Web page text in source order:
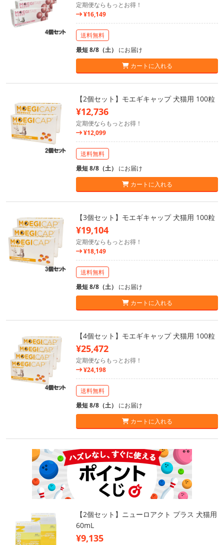
定期便ならもっとお得！
¥16,149
送料無料
最短 8/8（土） にお届け
カートに入れる
【2個セット】モエギキャップ 犬猫用 100粒
¥12,736
定期便ならもっとお得！
¥12,099
送料無料
最短 8/8（土） にお届け
カートに入れる
【3個セット】モエギキャップ 犬猫用 100粒
¥19,104
定期便ならもっとお得！
¥18,149
送料無料
最短 8/8（土） にお届け
カートに入れる
【4個セット】モエギキャップ 犬猫用 100粒
¥25,472
定期便ならもっとお得！
¥24,198
送料無料
最短 8/8（土） にお届け
カートに入れる
【2個セット】ニューロアクト プラス 犬猫用
60mL
¥9,135